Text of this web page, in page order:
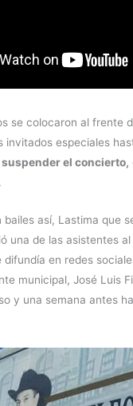
se colocaron al frente
invitados especiales
el concierto,
bailes así, Lastima que
una de las asistentes
en redes
municipal, José Luis
y una semana antes